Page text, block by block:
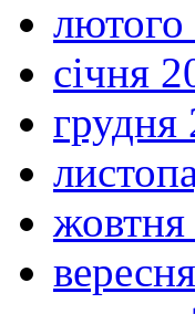
січня
грудня